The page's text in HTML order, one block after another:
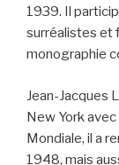
1939. Il
surréalistes et
monographie
Jean-Jacques
New York
Mondiale, il a
1948, mais